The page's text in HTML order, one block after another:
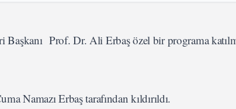
Başkanı Prof. Dr. Ali Erbaş özel bir programa
Namazı Erbaş tarafından kıldırıldı.